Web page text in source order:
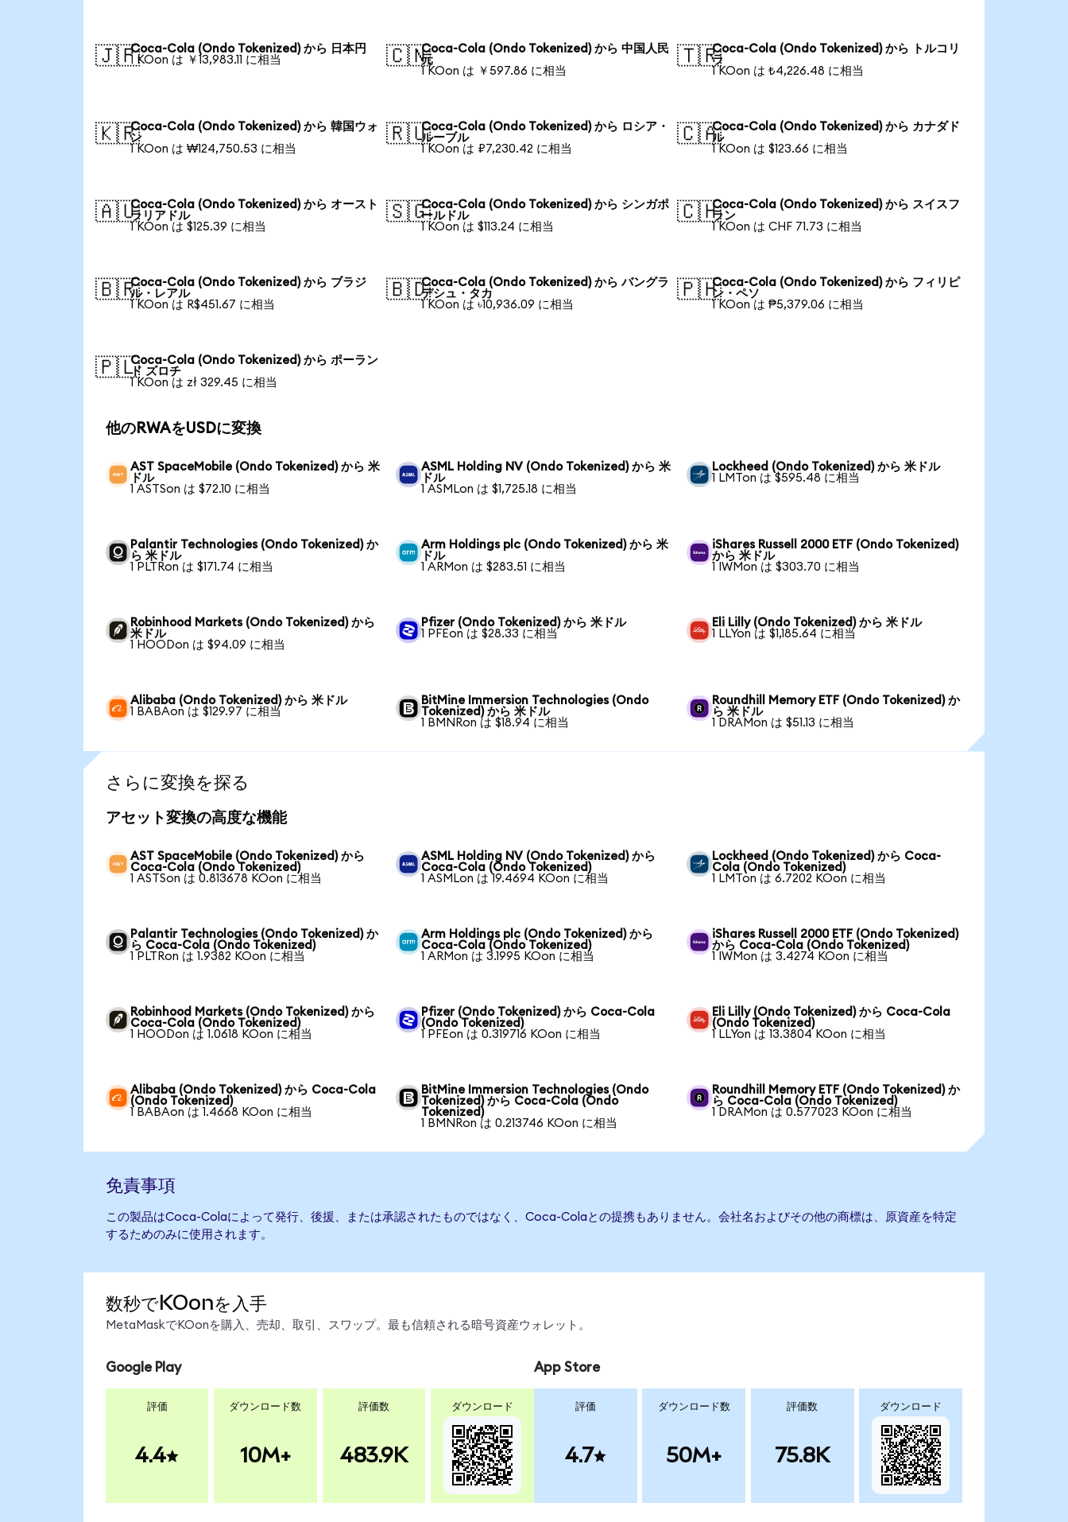
🇯🇵Coca-Cola (Ondo Tokenized) から 日本円
1 KOon は ￥13,983.11 に相当
🇨🇳Coca-Cola (Ondo Tokenized) から 中国人民
元
1 KOon は ￥597.86 に相当
🇹🇷Coca-Cola (Ondo Tokenized) から トルコリ
ラ
1 KOon は ₺4,226.48 に相当
🇰🇷Coca-Cola (Ondo Tokenized) から 韓国ウォ
ン
1 KOon は ₩124,750.53 に相当
🇷🇺Coca-Cola (Ondo Tokenized) から ロシア・
ルーブル
1 KOon は ₽7,230.42 に相当
🇨🇦Coca-Cola (Ondo Tokenized) から カナダド
ル
1 KOon は $123.66 に相当
🇦🇺Coca-Cola (Ondo Tokenized) から オースト
ラリアドル
1 KOon は $125.39 に相当
🇸🇬Coca-Cola (Ondo Tokenized) から シンガポ
ールドル
1 KOon は $113.24 に相当
🇨🇭Coca-Cola (Ondo Tokenized) から スイスフ
ラン
1 KOon は CHF 71.73 に相当
🇧🇷Coca-Cola (Ondo Tokenized) から ブラジ
ル・レアル
1 KOon は R$451.67 に相当
🇧🇩Coca-Cola (Ondo Tokenized) から バングラ
デシュ・タカ
1 KOon は ৳10,936.09 に相当
🇵🇭Coca-Cola (Ondo Tokenized) から フィリピ
ン・ペソ
1 KOon は ₱5,379.06 に相当
🇵🇱Coca-Cola (Ondo Tokenized) から ポーラン
ド ズロチ
1 KOon は zł 329.45 に相当
他のRWAをUSDに変換
AST SpaceMobile (Ondo Tokenized) から 米
ドル
1 ASTSon は $72.10 に相当
ASML Holding NV (Ondo Tokenized) から 米
ドル
1 ASMLon は $1,725.18 に相当
Lockheed (Ondo Tokenized) から 米ドル
1 LMTon は $595.48 に相当
Palantir Technologies (Ondo Tokenized) か
ら 米ドル
1 PLTRon は $171.74 に相当
Arm Holdings plc (Ondo Tokenized) から 米
ドル
1 ARMon は $283.51 に相当
iShares Russell 2000 ETF (Ondo Tokenized)
から 米ドル
1 IWMon は $303.70 に相当
Robinhood Markets (Ondo Tokenized) から
米ドル
1 HOODon は $94.09 に相当
Pfizer (Ondo Tokenized) から 米ドル
1 PFEon は $28.33 に相当
Eli Lilly (Ondo Tokenized) から 米ドル
1 LLYon は $1,185.64 に相当
Alibaba (Ondo Tokenized) から 米ドル
1 BABAon は $129.97 に相当
BitMine Immersion Technologies (Ondo
Tokenized) から 米ドル
1 BMNRon は $18.94 に相当
Roundhill Memory ETF (Ondo Tokenized) か
ら 米ドル
1 DRAMon は $51.13 に相当
さらに変換を探る
アセット変換の高度な機能
AST SpaceMobile (Ondo Tokenized) から
Coca-Cola (Ondo Tokenized)
1 ASTSon は 0.813678 KOon に相当
ASML Holding NV (Ondo Tokenized) から
Coca-Cola (Ondo Tokenized)
1 ASMLon は 19.4694 KOon に相当
Lockheed (Ondo Tokenized) から Coca-
Cola (Ondo Tokenized)
1 LMTon は 6.7202 KOon に相当
Palantir Technologies (Ondo Tokenized) か
ら Coca-Cola (Ondo Tokenized)
1 PLTRon は 1.9382 KOon に相当
Arm Holdings plc (Ondo Tokenized) から
Coca-Cola (Ondo Tokenized)
1 ARMon は 3.1995 KOon に相当
iShares Russell 2000 ETF (Ondo Tokenized)
から Coca-Cola (Ondo Tokenized)
1 IWMon は 3.4274 KOon に相当
Robinhood Markets (Ondo Tokenized) から
Coca-Cola (Ondo Tokenized)
1 HOODon は 1.0618 KOon に相当
Pfizer (Ondo Tokenized) から Coca-Cola
(Ondo Tokenized)
1 PFEon は 0.319716 KOon に相当
Eli Lilly (Ondo Tokenized) から Coca-Cola
(Ondo Tokenized)
1 LLYon は 13.3804 KOon に相当
Alibaba (Ondo Tokenized) から Coca-Cola
(Ondo Tokenized)
1 BABAon は 1.4668 KOon に相当
BitMine Immersion Technologies (Ondo
Tokenized) から Coca-Cola (Ondo
Tokenized)
1 BMNRon は 0.213746 KOon に相当
Roundhill Memory ETF (Ondo Tokenized) か
ら Coca-Cola (Ondo Tokenized)
1 DRAMon は 0.577023 KOon に相当
免責事項
この製品はCoca-Colaによって発行、後援、または承認されたものではなく、Coca-Colaとの提携もありません。会社名およびその他の商標は、原資産を特定
するためのみに使用されます。
数秒でKOonを入手
MetaMaskでKOonを購入、売却、取引、スワップ。最も信頼される暗号資産ウォレット。
Google Play
評価
4.4
ダウンロード数
10M+
評価数
483.9K
ダウンロード
App Store
評価
4.7
ダウンロード数
50M+
評価数
75.8K
ダウンロード